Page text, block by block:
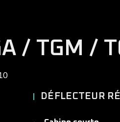
/ TGM /
DÉFLECTEUR